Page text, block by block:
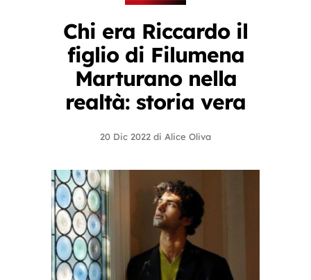
Chi era Riccardo il
figlio di Filumena
Marturano nella
realtà: storia vera
20 Dic 2022 di Alice Oliva